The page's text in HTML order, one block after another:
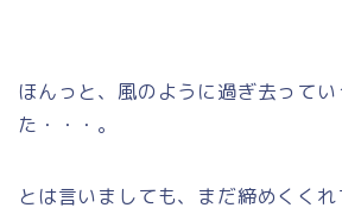
ほんっと、風のように過ぎ去ってい
た・・・。
とは言いましても、まだ締めくく